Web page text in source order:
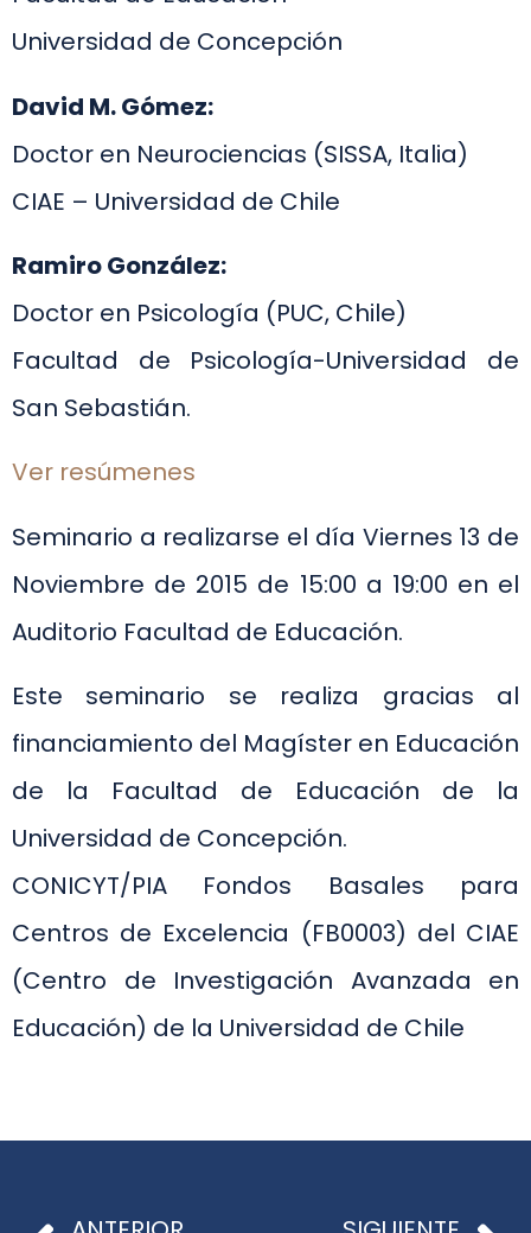
Universidad de Concepción
David M. Gómez:
Doctor en Neurociencias (SISSA, Italia)
CIAE – Universidad de Chile
Ramiro González:
Doctor en Psicología (PUC, Chile)
Facultad de Psicología-Universidad de
San Sebastián.
Ver resúmenes
Seminario a realizarse el día Viernes 13 de
Noviembre de 2015 de 15:00 a 19:00 en el
Auditorio Facultad de Educación.
Este seminario se realiza gracias al
financiamiento del Magíster en Educación
de la Facultad de Educación de la
Universidad de Concepción.
CONICYT/PIA Fondos Basales para
Centros de Excelencia (FB0003) del CIAE
(Centro de Investigación Avanzada en
Educación) de la Universidad de Chile